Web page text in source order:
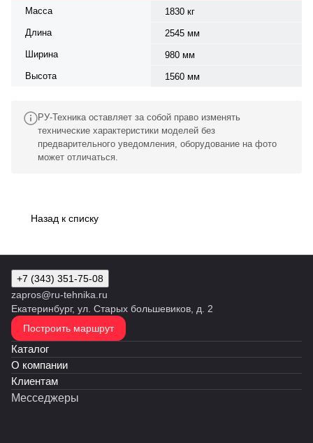
Масса
1830 кг
Длина
2545 мм
Ширина
980 мм
Высота
1560 мм
РУ-Техника оставляет за собой право изменять
технические характеристики моделей без
предварительного уведомления, оборудование на фото
может отличаться.
Назад к списку
+7 (343) 351-75-08
zapros@ru-tehnika.ru
Екатеринбург, ул. Старых большевиков, д. 2
Построить маршрут
Каталог
О компании
Клиентам
Месседжеры